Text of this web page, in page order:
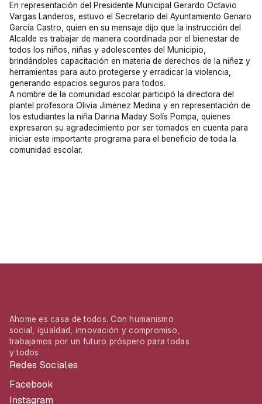
En representación del Presidente Municipal Gerardo Octavio
Vargas Landeros, estuvo el Secretario del Ayuntamiento Genaro
García Castro, quien en su mensaje dijo que la instrucción del
Alcalde es trabajar de manera coordinada por el bienestar de
todos los niños, niñas y adolescentes del Municipio,
brindándoles capacitación en materia de derechos de la niñez y
herramientas para auto protegerse y erradicar la violencia,
generando espacios seguros para todos.
A nombre de la comunidad escolar participó la directora del
plantel profesora Olivia Jiménez Medina y en representación de
los estudiantes la niña Darina Maday Solís Pompa, quienes
expresaron su agradecimiento por ser tomados en cuenta para
iniciar este importante programa para el beneficio de toda la
comunidad escolar.
Ahome es casa de todos. Con humanismo
social, igualdad, innovación y compromiso,
trabajamos por un futuro próspero para todas
y todos.
Redes Sociales
Facebook
Instagram